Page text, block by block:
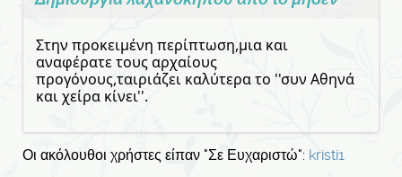
Στην προκειμένη περίπτωση,μια και
αναφέρατε τους αρχαίους
προγόνους,ταιριάζει καλύτερα το ''συν Αθηνά
και χείρα κίνει''.
Οι ακόλουθοι χρήστες είπαν "Σε Ευχαριστώ": kristi1